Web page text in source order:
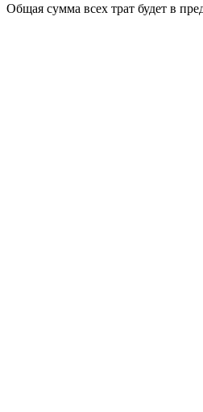
Общая сумма всех трат будет в